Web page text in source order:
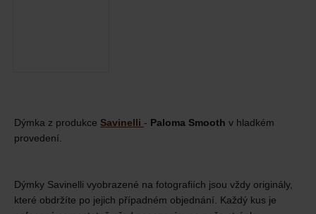
Dýmka z produkce Savinelli - Paloma Smooth v hladkém
provedení.
Dýmky Savinelli vyobrazené na fotografiích jsou vždy originály,
které obdržíte po jejich případném objednání. Každý kus je